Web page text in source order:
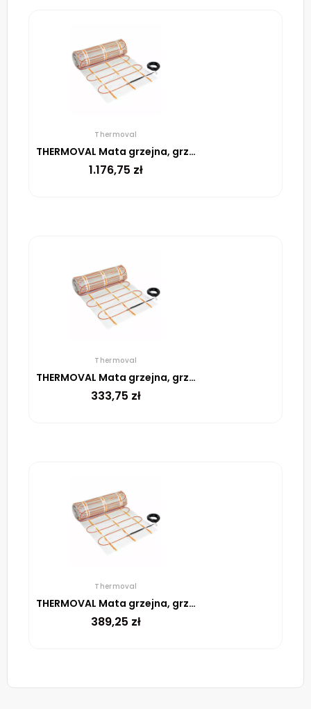
Thermoval
THERMOVAL Mata grzejna, grzewcza, elektryczna pod płytki TV TO 50 170 W/m² – 10m²
1.176,75 zł
Thermoval
THERMOVAL Mata grzejna, grzewcza, elektryczna pod płytki TV TO 50 170 W/m² – 2m²
333,75 zł
Thermoval
THERMOVAL Mata grzejna, grzewcza, elektryczna pod płytki TV TO 50 170 W/m² – 2,5m²
389,25 zł